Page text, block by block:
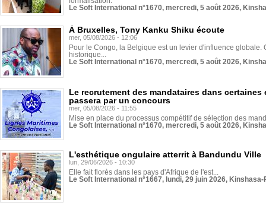
Le Soft International n°1670, mercredi, 5 août 2026,
À Bruxelles, Tony Kanku Shiku écoute
mer, 05/08/2026 - 12:06
Pour le Congo, la Belgique est un levier d'influence globale.
historique...
Le Soft International n°1670, mercredi, 5 août 2026,
Le recrutement des mandataires dans
passera par un concours
mer, 05/08/2026 - 11:55
Mise en place du processus compétitif de sélection des
Le Soft International n°1670, mercredi, 5 août 2026,
L'esthétique ongulaire atterrit à Bandundu Ville
lun, 29/06/2026 - 10:30
Elle fait florès dans les pays d'Afrique de l'est...
Le Soft International n°1667, lundi, 29 juin 2026,